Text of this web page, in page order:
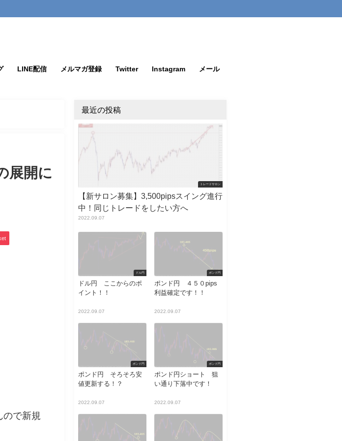
LINE配信 メルマガ登録 Twitter Instagram メール
展開に
で新規
最近の投稿
トレードサロン
【新サロン募集】3,500pipsスイング進行
中！同じトレードをしたい方へ
2022.09.07
ドル円
ドル円 ここからのポ
イント！！
2022.09.07
ポンド円
ポンド円 ４５０pips
利益確定です！！
2022.09.07
ポンド円
ポンド円 そろそろ安
値更新する！？
2022.09.07
ポンド円
ポンド円ショート 狙
い通り下落中です！
2022.09.07